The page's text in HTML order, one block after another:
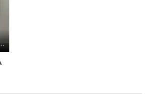
にちょうどいいベストあります